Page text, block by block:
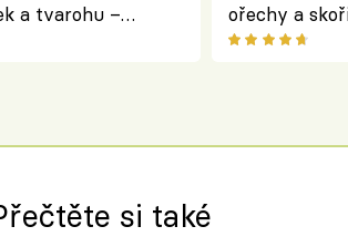
a tvarohu –
ořechy a
si také